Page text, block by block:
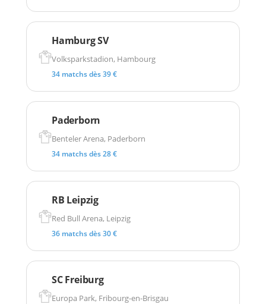
Hamburg SV
Volksparkstadion, Hambourg
34 matchs dès 39 €
Paderborn
Benteler Arena, Paderborn
34 matchs dès 28 €
RB Leipzig
Red Bull Arena, Leipzig
36 matchs dès 30 €
SC Freiburg
Europa Park, Fribourg-en-Brisgau